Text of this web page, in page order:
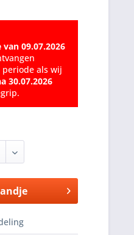
09.07.2026
als wij
30.07.2026